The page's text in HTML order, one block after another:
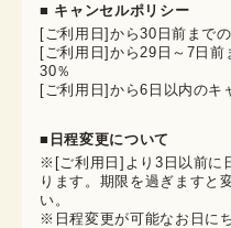
■ キャンセルポリシー
[ご利用日]から30日前まで
[ご利用日]から29日～7日
30％
[ご利用日]から6日以内のキ
■日程変更について
※[ご利用日]より3日以前に
ります。期限を過ぎますと
い。
※日程変更が可能なお日に